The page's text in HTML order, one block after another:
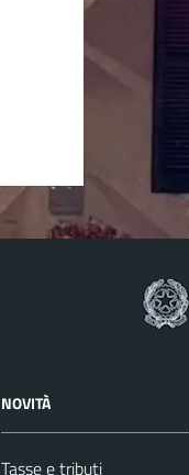
NOVITÀ
Tasse e tributi